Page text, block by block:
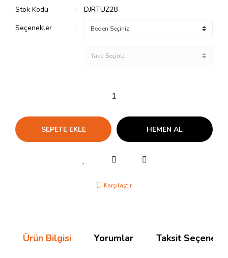
Stok Kodu
DJRTUZ28
Seçenekler
SEPETE EKLE HEMEN AL
Karşılaştır
Ürün Bilgisi Yorumlar Taksit